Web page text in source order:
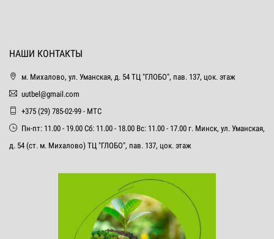
НАШИ КОНТАКТЫ
м. Михалово, ул. Уманская, д. 54 ТЦ "ГЛОБО", пав. 137, цок. этаж
uutbel@gmail.com
+375 (29) 785-02-99 - МТС
Пн-пт: 11.00 - 19.00 Сб: 11.00 - 18.00 Вс: 11.00 - 17.00 г. Минск, ул. Уманская,
д. 54 (ст. м. Михалово) ТЦ "ГЛОБО", пав. 137, цок. этаж